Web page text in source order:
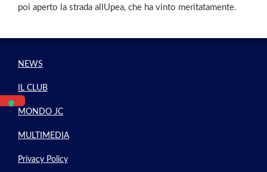
poi aperto la strada allUpea, che ha vinto meritatamente.
NEWS
IL CLUB
MONDO JC
MULTIMEDIA
Privacy Policy